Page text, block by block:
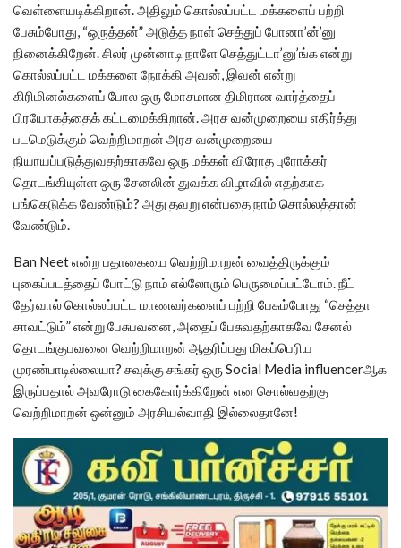
வெள்ளையடிக்கிறான். அதிலும் கொல்லப்பட்ட மக்களைப் பற்றி
பேசும்போது, “ஒருத்தன்” அடுத்த நாள் செத்துப் போனா’ன்’னு
நினைக்கிறேன். சிலர் முன்னாடி நாளே செத்துட்டா’னு’ங்க என்று
கொல்லப்பட்ட மக்களை நோக்கி அவன், இவன் என்று
கிரிமினல்களைப் போல ஒரு மோசமான திமிரான வார்த்தைப்
பிரயோகத்தைக் கட்டமைக்கிறான். அரச வன்முறையை எதிர்த்து
படமெடுக்கும் வெற்றிமாறன் அரச வன்முறையை
நியாயப்படுத்துவதற்காகவே ஒரு மக்கள் விரோத புரோக்கர்
தொடங்கியுள்ள ஒரு சேனலின் துவக்க விழாவில் எதற்காக
பங்கெடுக்க வேண்டும்? அது தவறு என்பதை நாம் சொல்லத்தான்
வேண்டும்.
Ban Neet என்ற பதாகையை வெற்றிமாறன் வைத்திருக்கும்
புகைப்படத்தைப் போட்டு நாம் எல்லோரும் பெருமைப்பட்டோம். நீட்
தேர்வால் கொல்லப்பட்ட மாணவர்களைப் பற்றி பேசும்போது “செத்தா
சாவட்டும்” என்று பேசுபவனை, அதைப் பேசுவதற்காகவே சேனல்
தொடங்குபவனை வெற்றிமாறன் ஆதரிப்பது மிகப்பெரிய
முரண்பாடில்லையா? சவுக்கு சங்கர் ஒரு Social Media influencerஆக
இருப்பதால் அவரோடு கைகோர்க்கிறேன் என சொல்வதற்கு
வெற்றிமாறன் ஒன்னும் அரசியல்வாதி இல்லைதானே!